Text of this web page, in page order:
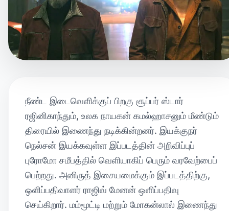
நீண்ட இடைவெளிக்குப் பிறகு சூப்பர் ஸ்டார்
ரஜினிகாந்தும், உலக நாயகன் கமல்ஹாசனும் மீண்டும்
திரையில் இணைந்து நடிக்கின்றனர். இயக்குநர்
நெல்சன் இயக்கவுள்ள இப்படத்தின் அறிவிப்புப்
புரோமோ சமீபத்தில் வெளியாகிப் பெரும் வரவேற்பைப்
பெற்றது. அனிருத் இசையமைக்கும் இப்படத்திற்கு,
ஒளிப்பதிவாளர் ராஜிவ் மேனன் ஒளிப்பதிவு
செய்கிறார். மம்மூட்டி மற்றும் மோகன்லால் இணைந்து